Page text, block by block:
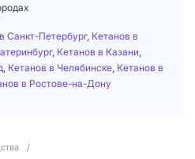
Санкт-Петербург, Кетанов в
, Кетанов в Казани
Кетанов в Челябинске Кетанов в
в Ростове-на-Дону
/